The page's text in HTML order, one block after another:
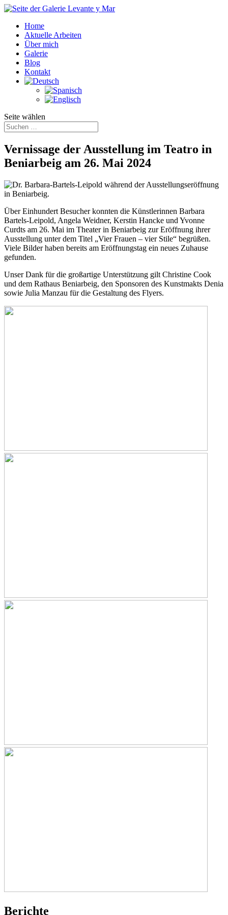
Home
Aktuelle Arbeiten
Über mich
Galerie
Blog
Kontakt
Seite wählen
Vernissage der Ausstellung im Teatro in
Beniarbeig am 26. Mai 2024
Über Einhundert Besucher konnten die Künstlerinnen Barbara
Bartels-Leipold, Angela Weidner, Kerstin Hancke und Yvonne
Curdts am 26. Mai im Theater in Beniarbeig zur Eröffnung ihrer
Ausstellung unter dem Titel „Vier Frauen – vier Stile“ begrüßen.
Viele Bilder haben bereits am Eröffnungstag ein neues Zuhause
gefunden.
Unser Dank für die großartige Unterstützung gilt Christine Cook
und dem Rathaus Beniarbeig, den Sponsoren des Kunstmakts Denia
sowie Julia Manzau für die Gestaltung des Flyers.
Berichte